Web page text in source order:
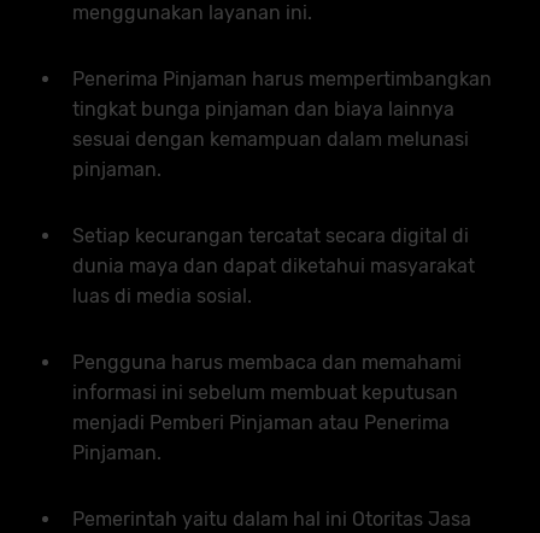
menggunakan layanan ini.
Penerima Pinjaman harus mempertimbangkan
tingkat bunga pinjaman dan biaya lainnya
sesuai dengan kemampuan dalam melunasi
pinjaman.
Setiap kecurangan tercatat secara digital di
dunia maya dan dapat diketahui masyarakat
luas di media sosial.
Pengguna harus membaca dan memahami
informasi ini sebelum membuat keputusan
menjadi Pemberi Pinjaman atau Penerima
Pinjaman.
Pemerintah yaitu dalam hal ini Otoritas Jasa